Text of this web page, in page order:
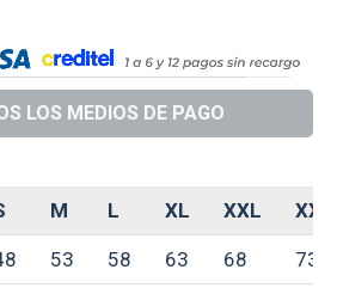
M L XL XXL
53 58 63 68 73
LOS MEDIOS DE PAGO